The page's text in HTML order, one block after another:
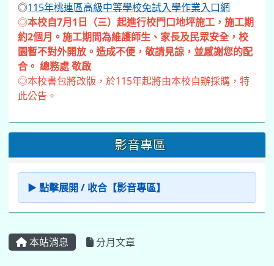
◎115年桃連區高級中等學校免試入學作業入口網
◎本校自7月1日（三）起進行校門口地坪施工，施工期
約2個月。施工期間為維護師生、家長及民眾安全，校
園暫不對外開放。造成不便，敬請見諒，並感謝您的配
合。 總務處 敬啟
◎本校書包將改版，於115年起將由本校自辦採購，特
此公告。
影音專區
▶ 點擊展開 / 收合【影音專區】
本站消息 分月文章